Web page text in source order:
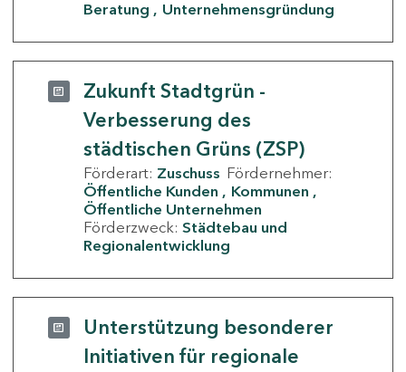
Beratung
Unternehmensgründung
Zukunft Stadtgrün -
Verbesserung des
städtischen Grüns (ZSP)
Förderart: Zuschuss Fördernehmer:
Öffentliche Kunden
Kommunen
Öffentliche Unternehmen
Förderzweck: Städtebau und
Regionalentwicklung
Unterstützung besonderer
Initiativen für regionale